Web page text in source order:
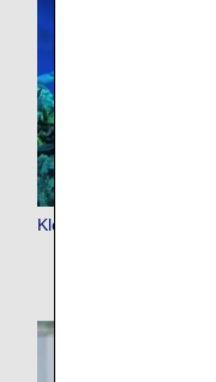
Klook 入場チケット